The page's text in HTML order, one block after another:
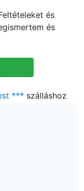
és
és
*** szálláshoz